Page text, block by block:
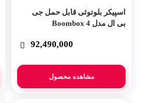
اسپیکر بلوتوثی قابل حمل جی
بی ال مدل Boombox 4
92,490,000
مشاهده محصول